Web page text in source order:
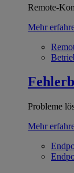
Remote-
Mehr
Probleme
Mehr